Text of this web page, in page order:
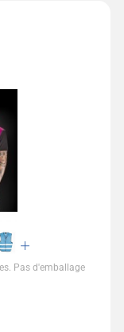
Pas d'emballage